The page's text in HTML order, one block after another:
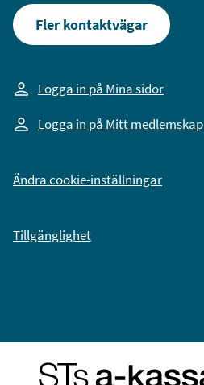
Fler kontaktvägar
Logga in på Mina sidor
Logga in på Mitt medlemskap
Ändra cookie-inställningar
Tillgänglighet